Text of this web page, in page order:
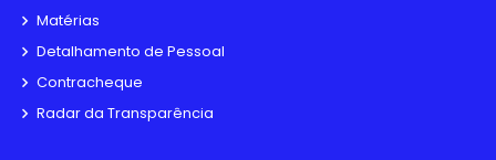
Matérias
Detalhamento de Pessoal
Contracheque
Radar da Transparência